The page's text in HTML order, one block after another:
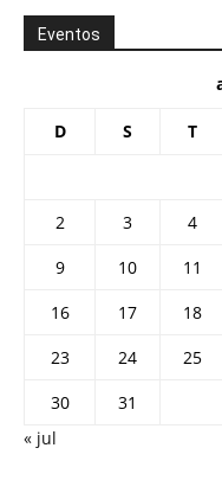
Eventos
D S T
2
3 4
9
10 11
16
17 18
23
24 25
30
31
« jul